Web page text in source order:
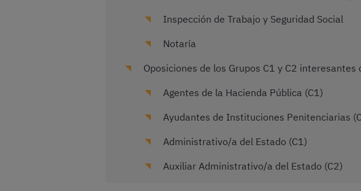
Inspección de Trabajo y Seguridad Social
Notaría
Oposiciones de los Grupos C1 y C2
Agentes de la Hacienda Pública (C1)
Ayudantes de Instituciones Penitenciarias
Administrativo/a del Estado (C1)
Auxiliar Administrativo/a del Estado (C2)